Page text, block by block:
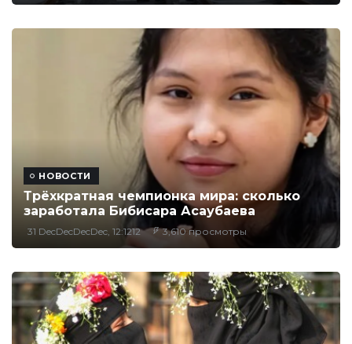
НОВОСТИ
Трёхкратная чемпионка мира: сколько
заработала Бибисара Асаубаева
31 DecDecDecDec, 12:1212 3,610 просмотры